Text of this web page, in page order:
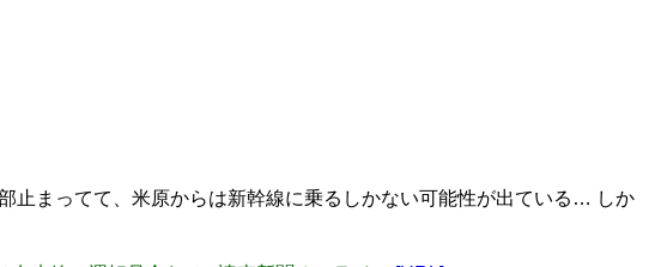
止まってて、米原からは新幹線に乗るしかない可能性が出ている… しか